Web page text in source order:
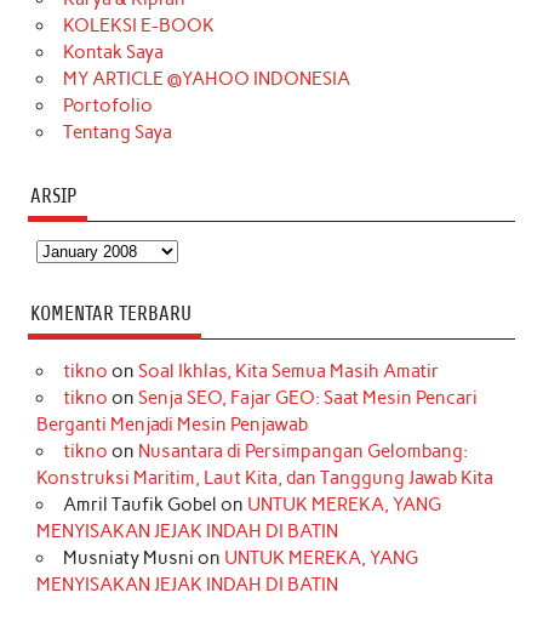
k
a
m
KOLEKSI E-BOOK
Kontak Saya
MY ARTICLE @YAHOO INDONESIA
Portofolio
Tentang Saya
ARSIP
Arsip
KOMENTAR TERBARU
tikno on Soal Ikhlas, Kita Semua Masih Amatir
tikno on Senja SEO, Fajar GEO: Saat Mesin Pencari
Berganti Menjadi Mesin Penjawab
tikno on Nusantara di Persimpangan Gelombang:
Konstruksi Maritim, Laut Kita, dan Tanggung Jawab Kita
Amril Taufik Gobel on UNTUK MEREKA, YANG
MENYISAKAN JEJAK INDAH DI BATIN
Musniaty Musni on UNTUK MEREKA, YANG
MENYISAKAN JEJAK INDAH DI BATIN